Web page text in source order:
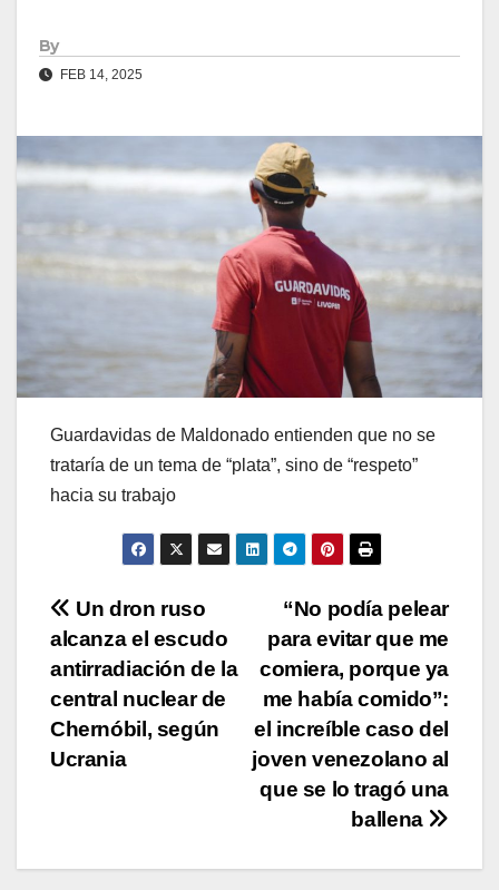
By
FEB 14, 2025
Guardavidas de Maldonado entienden que no se
trataría de un tema de “plata”, sino de “respeto”
hacia su trabajo
Navegación
de
entradas
“No podía pelear
para evitar que me
comiera, porque ya
me había comido”:
el increíble caso del
joven venezolano al
que se lo tragó una
ballena
Un dron ruso
alcanza el escudo
antirradiación de la
central nuclear de
Chernóbil, según
Ucrania